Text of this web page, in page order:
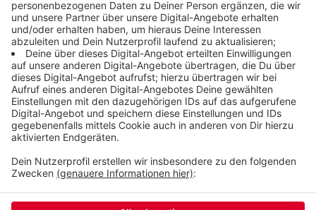
Veröffentlicht:Sonntag, 12.07.2020 07:53
Anzeige
Anzeige